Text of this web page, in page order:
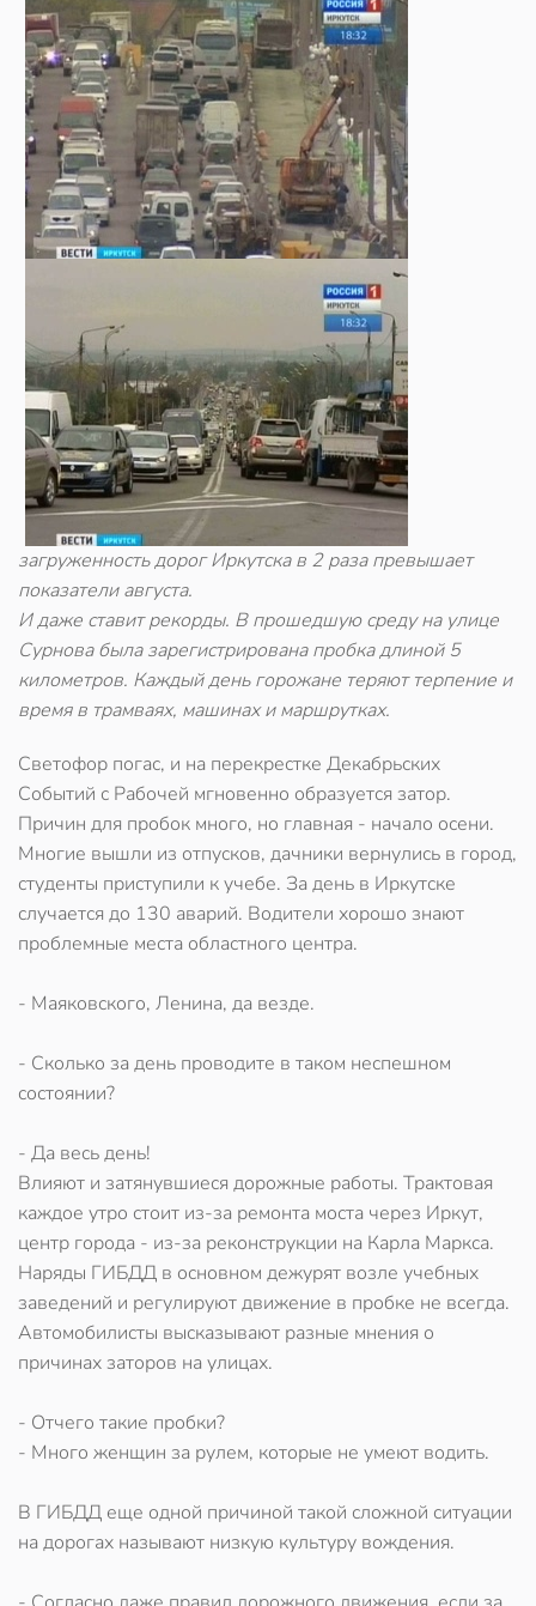
загруженность дорог Иркутска в 2 раза превышает
показатели августа.
И даже ставит рекорды. В прошедшую среду на улице
Сурнова была зарегистрирована пробка длиной 5
километров. Каждый день горожане теряют терпение и
время в трамваях, машинах и маршрутках.
Светофор погас, и на перекрестке Декабрьских
Событий с Рабочей мгновенно образуется затор.
Причин для пробок много, но главная - начало осени.
Многие вышли из отпусков, дачники вернулись в город,
студенты приступили к учебе. За день в Иркутске
случается до 130 аварий. Водители хорошо знают
проблемные места областного центра.
- Маяковского, Ленина, да везде.
- Сколько за день проводите в таком неспешном
состоянии?
- Да весь день!
Влияют и затянувшиеся дорожные работы. Трактовая
каждое утро стоит из-за ремонта моста через Иркут,
центр города - из-за реконструкции на Карла Маркса.
Наряды ГИБДД в основном дежурят возле учебных
заведений и регулируют движение в пробке не всегда.
Автомобилисты высказывают разные мнения о
причинах заторов на улицах.
- Отчего такие пробки?
- Много женщин за рулем, которые не умеют водить.
В ГИБДД еще одной причиной такой сложной ситуации
на дорогах называют низкую культуру вождения.